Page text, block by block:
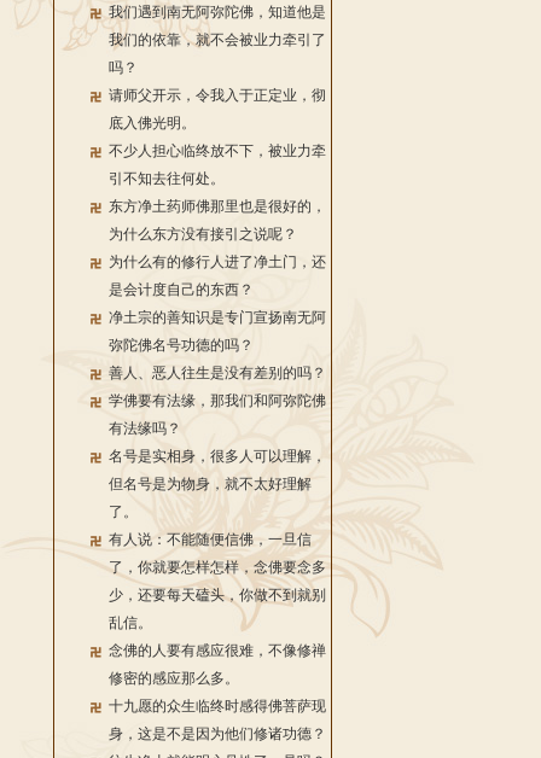
我们遇到南无阿弥陀佛，知道他是
我们的依靠，就不会被业力牵引了
吗？
请师父开示，令我入于正定业，彻
底入佛光明。
不少人担心临终放不下，被业力牵
引不知去往何处。
东方净土药师佛那里也是很好的，
为什么东方没有接引之说呢？
为什么有的修行人进了净土门，还
是会计度自己的东西？
净土宗的善知识是专门宣扬南无阿
弥陀佛名号功德的吗？
善人、恶人往生是没有差别的吗？
学佛要有法缘，那我们和阿弥陀佛
有法缘吗？
名号是实相身，很多人可以理解，
但名号是为物身，就不太好理解
了。
有人说：不能随便信佛，一旦信
了，你就要怎样怎样，念佛要念多
少，还要每天磕头，你做不到就别
乱信。
念佛的人要有感应很难，不像修禅
修密的感应那么多。
十九愿的众生临终时感得佛菩萨现
身，这是不是因为他们修诸功德？